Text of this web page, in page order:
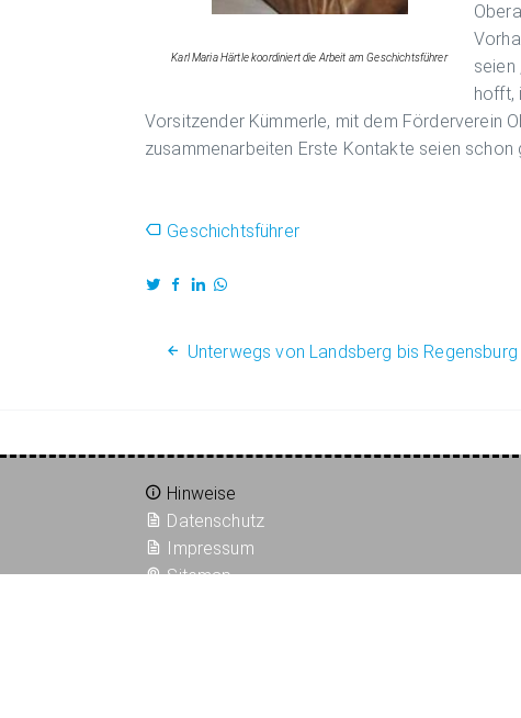
Karl Maria Härtle koordiniert die Arbeit am Geschichtsführer
seien
hofft,
Vorsitzender Kümmerle, mit dem Förderverein
zusammenarbeiten Erste Kontakte seien schon
Geschichtsführer
Unterwegs von Landsberg bis Regensburg
Hinweise
Datenschutz
Impressum
Sitemap